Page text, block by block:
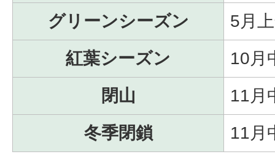
グリーンシーズン
5月
紅葉シーズン
10月
閉山
11月
冬季閉鎖
11月